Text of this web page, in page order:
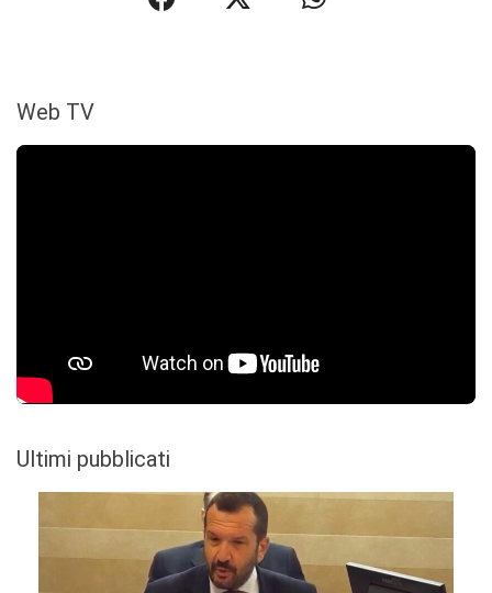
Web TV
Ultimi pubblicati